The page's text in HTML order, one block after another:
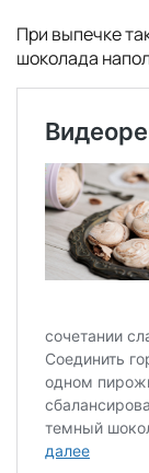
При выпечке
шоколада